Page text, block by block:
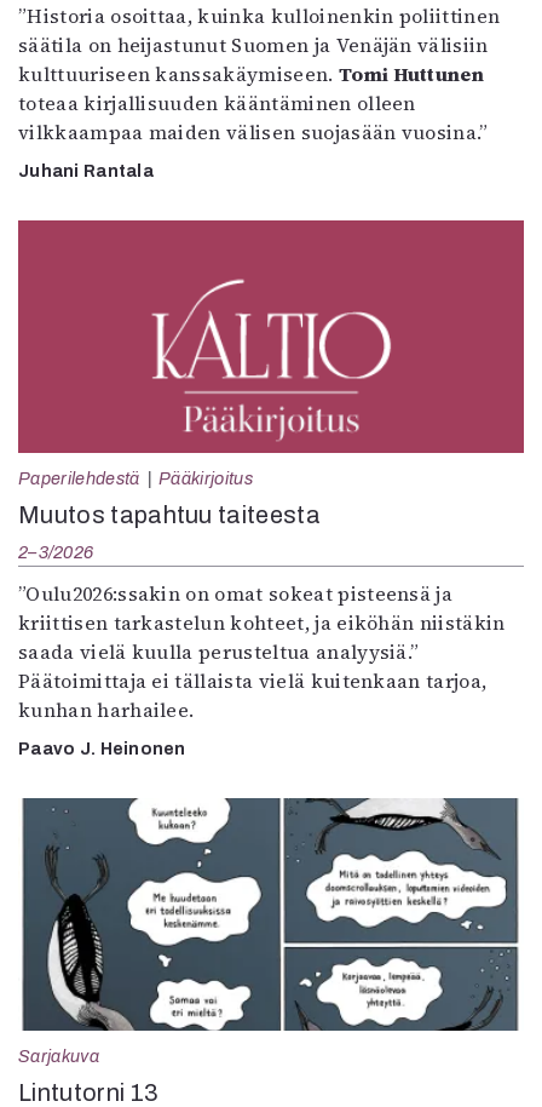
”Historia osoittaa, kuinka kulloinenkin poliittinen
säätila on heijastunut Suomen ja Venäjän välisiin
kulttuuriseen kanssakäymiseen. Tomi Huttunen
toteaa kirjallisuuden kääntäminen olleen
vilkkaampaa maiden välisen suojasään vuosina.”
Juhani Rantala
Paperilehdestä Pääkirjoitus
Muutos tapahtuu taiteesta
2–3/2026
”Oulu2026:ssakin on omat sokeat pisteensä ja
kriittisen tarkastelun kohteet, ja eiköhän niistäkin
saada vielä kuulla perusteltua analyysiä.”
Päätoimittaja ei tällaista vielä kuitenkaan tarjoa,
kunhan harhailee.
Paavo J. Heinonen
Sarjakuva
Lintutorni 13